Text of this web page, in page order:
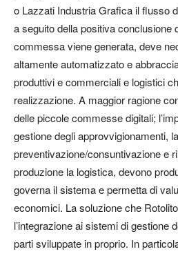
o Lazzati Industria Grafica il flusso
a seguito della positiva conclusione
commessa viene generata, deve
altamente automatizzato e
produttivi e commerciali e logistici
realizzazione. A maggior ragione
delle piccole commesse digitali;
gestione degli approvvigionamenti, la
preventivazione/consuntivazione e
produzione la logistica, devono
governa il sistema e permetta di
economici. La soluzione che
l’integrazione ai sistemi di gestione
parti sviluppate in proprio. In